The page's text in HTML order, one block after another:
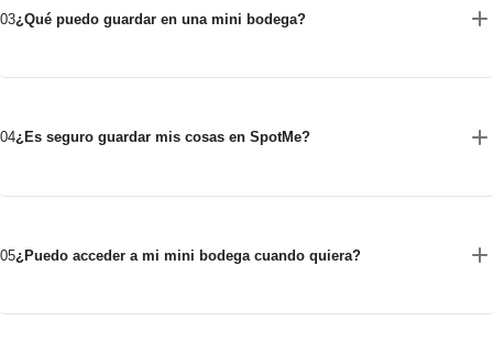
03¿Qué puedo guardar en una mini bodega?
04¿Es seguro guardar mis cosas en SpotMe?
05¿Puedo acceder a mi mini bodega cuando quiera?